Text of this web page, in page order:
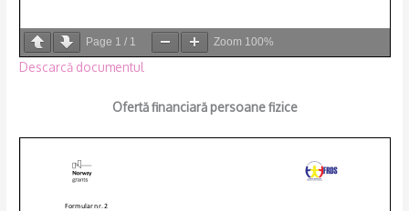
Page 1 / 1 Zoom 100%
Descarcă documentul
Ofertă financiară persoane fizice